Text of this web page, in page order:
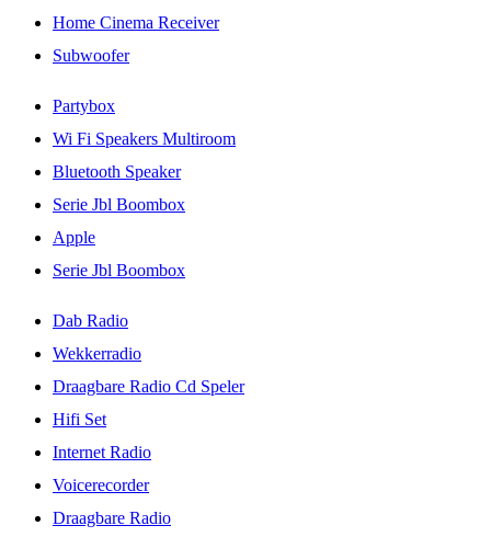
Home Cinema Receiver
Subwoofer
Partybox
Wi Fi Speakers Multiroom
Bluetooth Speaker
Serie Jbl Boombox
Apple
Serie Jbl Boombox
Dab Radio
Wekkerradio
Draagbare Radio Cd Speler
Hifi Set
Internet Radio
Voicerecorder
Draagbare Radio